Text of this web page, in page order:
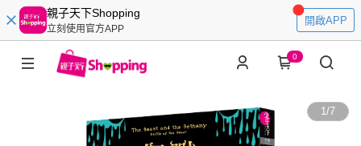
親子天下Shopping
立刻使用官方APP
開啟APP
0
1/7